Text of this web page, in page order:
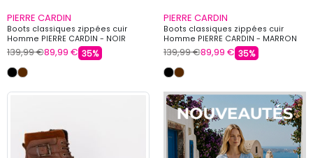
PIERRE CARDIN
Boots classiques zippées cuir
Homme PIERRE CARDIN - NOIR
139,99 €89,99 € 35%
PIERRE CARDIN
Boots classiques zippées cuir
Homme PIERRE CARDIN - MARRON
139,99 €89,99 € 35%